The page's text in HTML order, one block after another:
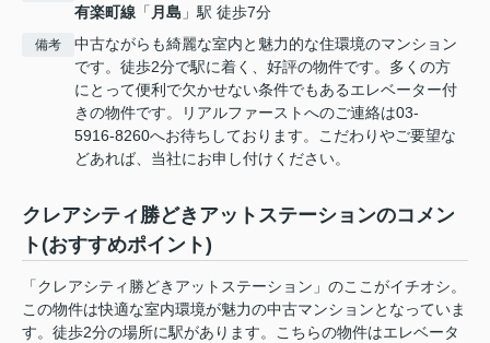
有楽町線 「 月島 」駅 徒歩7分
備考
中古ながらも綺麗な室内と魅力的な住環境のマンション
です。徒歩2分で駅に着く、好評の物件です。多くの方
にとって便利で欠かせない条件でもあるエレベーター付
きの物件です。リアルファーストへのご連絡は03-
5916-8260へお待ちしております。こだわりやご要望な
どあれば、当社にお申し付けください。
クレアシティ勝どきアットステーションのコメン
ト(おすすめポイント)
「クレアシティ勝どきアットステーション」のここがイチオシ。
この物件は快適な室内環境が魅力の中古マンションとなっていま
す。徒歩2分の場所に駅があります。こちらの物件はエレベータ